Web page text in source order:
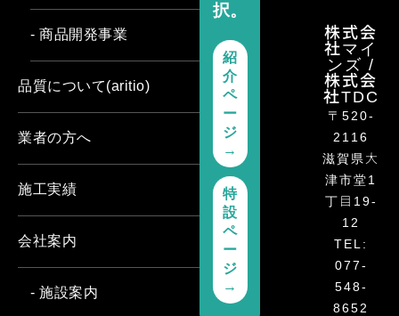
株式会
社マイ
ンズ /
株式会
社TDC
〒520-
2116
滋賀県大
津市堂1
丁目19-
12
TEL:
077-
548-
8652
択。
紹
介
ペ
ー
ジ
→
特
設
ペ
ー
ジ
→
- 商品開発事業
品質について(aritio)
業者の方へ
施工実績
会社案内
- 施設案内